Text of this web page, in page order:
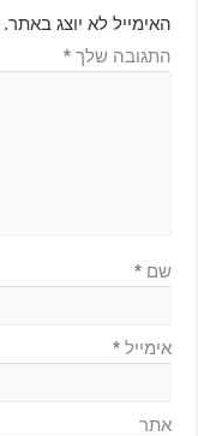
האימייל לא יוצג באתר.
התגובה שלך *
שם *
אימייל *
אתר